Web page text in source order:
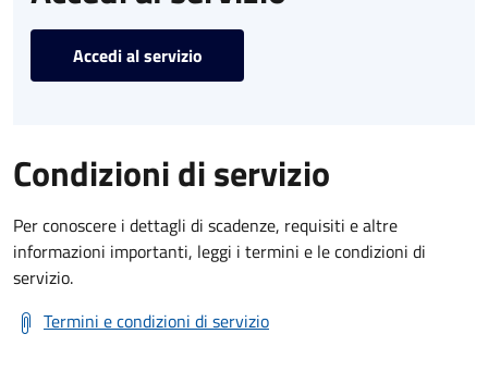
Accedi al servizio
Condizioni di servizio
Per conoscere i dettagli di scadenze, requisiti e altre
informazioni importanti, leggi i termini e le condizioni di
servizio.
Termini e condizioni di servizio